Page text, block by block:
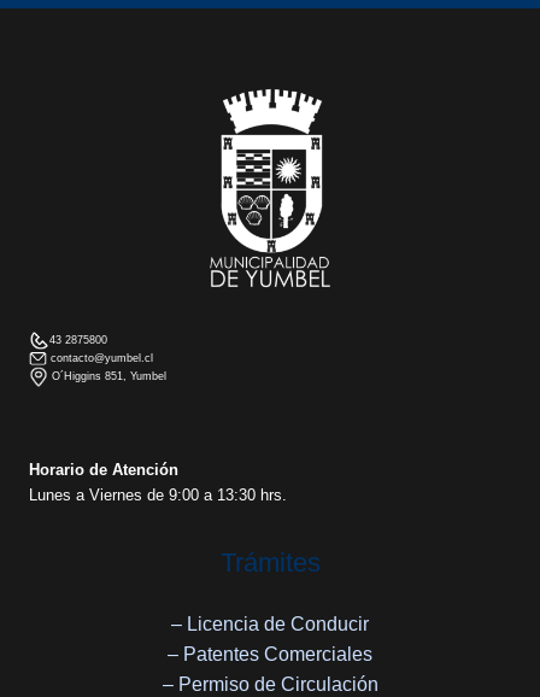
43 2875800
contacto@yumbel.cl
O´Higgins 851, Yumbel
Horario de Atención
Lunes a Viernes de 9:00 a 13:30 hrs.
Trámites
– Licencia de Conducir
– Patentes Comerciales
– Permiso de Circulación